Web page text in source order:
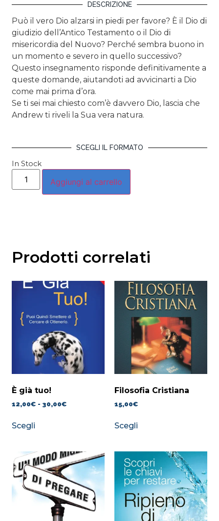
DESCRIZIONE
Può il vero Dio alzarsi in piedi per favore? È il Dio di
giudizio dell’Antico Testamento o il Dio di
misericordia del Nuovo? Perché sembra buono in
un momento e severo in quello successivo?
Questo insegnamento risponde definitivamente a
queste domande, aiutandoti ad avvicinarti a Dio
come mai prima d’ora.
Se ti sei mai chiesto com’è davvero Dio, lascia che
Andrew ti riveli la Sua vera natura.
SCEGLI IL FORMATO
In Stock
Aggiungi al carrello
Prodotti correlati
È già tuo!
12,00€ - 30,00€
Scegli
Filosofia Cristiana
15,00€
Scegli